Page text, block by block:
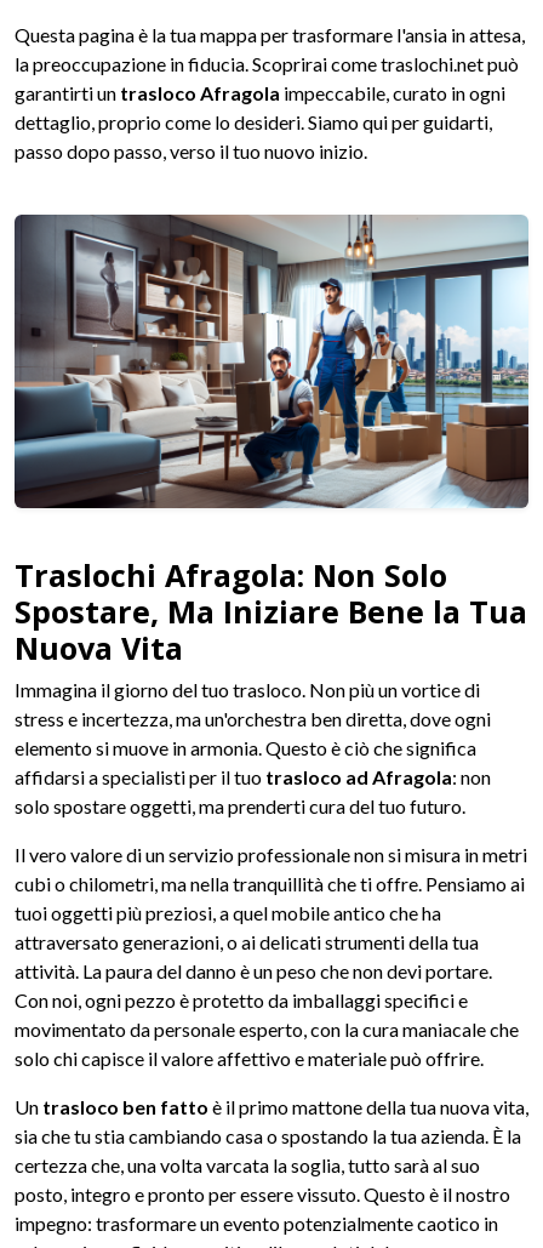
Questa pagina è la tua mappa per trasformare l'ansia in attesa,
la preoccupazione in fiducia. Scoprirai come traslochi.net può
garantirti un trasloco Afragola impeccabile, curato in ogni
dettaglio, proprio come lo desideri. Siamo qui per guidarti,
passo dopo passo, verso il tuo nuovo inizio.
Traslochi Afragola: Non Solo
Spostare, Ma Iniziare Bene la Tua
Nuova Vita
Immagina il giorno del tuo trasloco. Non più un vortice di
stress e incertezza, ma un'orchestra ben diretta, dove ogni
elemento si muove in armonia. Questo è ciò che significa
affidarsi a specialisti per il tuo trasloco ad Afragola: non
solo spostare oggetti, ma prenderti cura del tuo futuro.
Il vero valore di un servizio professionale non si misura in metri
cubi o chilometri, ma nella tranquillità che ti offre. Pensiamo ai
tuoi oggetti più preziosi, a quel mobile antico che ha
attraversato generazioni, o ai delicati strumenti della tua
attività. La paura del danno è un peso che non devi portare.
Con noi, ogni pezzo è protetto da imballaggi specifici e
movimentato da personale esperto, con la cura maniacale che
solo chi capisce il valore affettivo e materiale può offrire.
Un trasloco ben fatto è il primo mattone della tua nuova vita,
sia che tu stia cambiando casa o spostando la tua azienda. È la
certezza che, una volta varcata la soglia, tutto sarà al suo
posto, integro e pronto per essere vissuto. Questo è il nostro
impegno: trasformare un evento potenzialmente caotico in